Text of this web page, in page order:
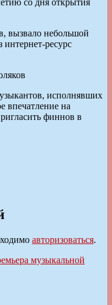
вызвало небольшой
ресурс
исполнявших
впечатление на
финнов в
авторизоваться.
музыкальной